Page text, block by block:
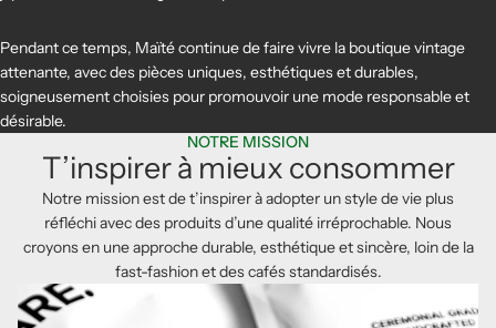
Pendant ce temps, Maïté continue de faire vivre la boutique vintage
attenante, avec des pièces uniques, esthétiques et durables,
soigneusement choisies pour promouvoir une mode responsable et
désirable.
NOTRE MISSION
T’inspirer à mieux consommer
Notre mission est de t’inspirer à adopter un style de vie plus
réfléchi avec des produits d’une qualité irréprochable. Nous
croyons en une approche durable, esthétique et sincère, loin de la
fast-fashion et des cafés standardisés.